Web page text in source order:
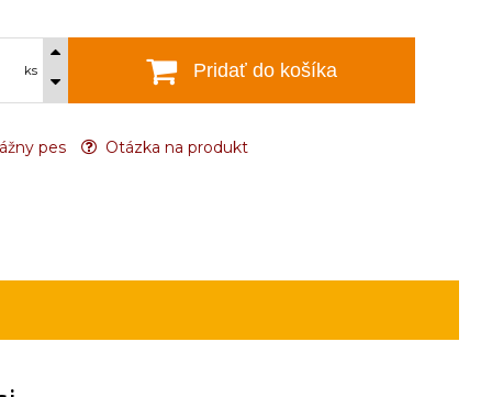
ks Pridať do košíka
pes Otázka na produkt